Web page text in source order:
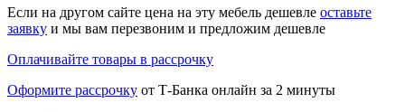
Если на другом сайте цена на эту мебель дешевле оставьте
заявку и мы вам перезвоним и предложим дешевле
Оплачивайте товары в рассрочку
Оформите рассрочку от Т-Банка онлайн за 2 минуты